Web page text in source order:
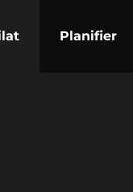
Planifier